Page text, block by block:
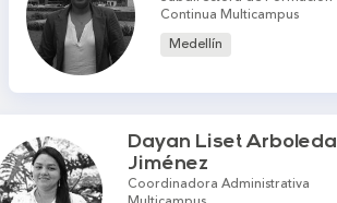
Continua Multicampus
Medellín
Dayan Liset Arboleda
Jiménez
Coordinadora Administrativa